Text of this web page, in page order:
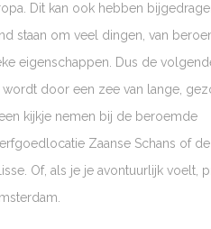
Dit kan ook hebben
staan om veel dingen, van
eigenschappen. Dus de
door een zee van lange,
kijkje nemen bij de beroemde
Zaanse Schans of
Of, als je je avontuurlijk voelt,